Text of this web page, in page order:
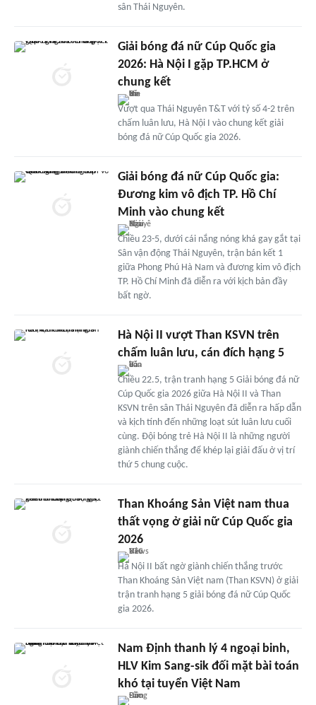
sân Thái Nguyên.
Giải bóng đá nữ Cúp Quốc gia
2026: Hà Nội I gặp TP.HCM ở
chung kết
Vượt qua Thái Nguyên T&T với tỷ số 4-2 trên
chấm luân lưu, Hà Nội I vào chung kết giải
bóng đá nữ Cúp Quốc gia 2026.
Giải bóng đá nữ Cúp Quốc gia:
Đương kim vô địch TP. Hồ Chí
Minh vào chung kết
Chiều 23-5, dưới cái nắng nóng khá gay gắt tại
Sân vận động Thái Nguyên, trận bán kết 1
giữa Phong Phú Hà Nam và đương kim vô địch
TP. Hồ Chí Minh đã diễn ra với kịch bản đầy
bất ngờ.
Hà Nội II vượt Than KSVN trên
chấm luân lưu, cán đích hạng 5
Chiều 22.5, trận tranh hạng 5 Giải bóng đá nữ
Cúp Quốc gia 2026 giữa Hà Nội II và Than
KSVN trên sân Thái Nguyên đã diễn ra hấp dẫn
và kịch tính đến những loạt sút luân lưu cuối
cùng. Đội bóng trẻ Hà Nội II là những người
giành chiến thắng để khép lại giải đấu ở vị trí
thứ 5 chung cuộc.
Than Khoáng Sản Việt nam thua
thất vọng ở giải nữ Cúp Quốc gia
2026
Hà Nội II bất ngờ giành chiến thắng trước
Than Khoáng Sản Việt nam (Than KSVN) ở giải
trận tranh hạng 5 giải bóng đá nữ Cúp Quốc
gia 2026.
Nam Định thanh lý 4 ngoại binh,
HLV Kim Sang-sik đối mặt bài toán
khó tại tuyển Việt Nam